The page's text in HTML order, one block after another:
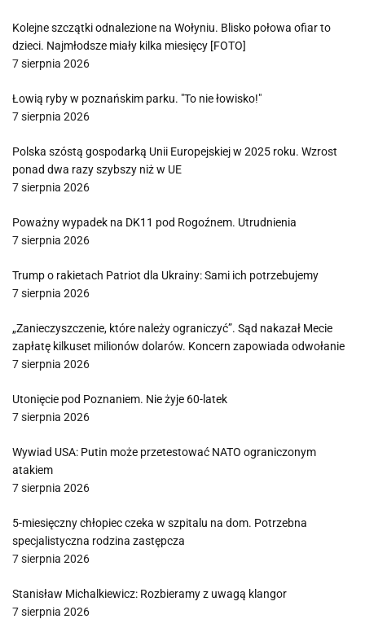
Kolejne szczątki odnalezione na Wołyniu. Blisko połowa ofiar to
dzieci. Najmłodsze miały kilka miesięcy [FOTO]
7 sierpnia 2026
Łowią ryby w poznańskim parku. "To nie łowisko!"
7 sierpnia 2026
Polska szóstą gospodarką Unii Europejskiej w 2025 roku. Wzrost
ponad dwa razy szybszy niż w UE
7 sierpnia 2026
Poważny wypadek na DK11 pod Rogoźnem. Utrudnienia
7 sierpnia 2026
Trump o rakietach Patriot dla Ukrainy: Sami ich potrzebujemy
7 sierpnia 2026
„Zanieczyszczenie, które należy ograniczyć”. Sąd nakazał Mecie
zapłatę kilkuset milionów dolarów. Koncern zapowiada odwołanie
7 sierpnia 2026
Utonięcie pod Poznaniem. Nie żyje 60-latek
7 sierpnia 2026
Wywiad USA: Putin może przetestować NATO ograniczonym
atakiem
7 sierpnia 2026
5-miesięczny chłopiec czeka w szpitalu na dom. Potrzebna
specjalistyczna rodzina zastępcza
7 sierpnia 2026
Stanisław Michalkiewicz: Rozbieramy z uwagą klangor
7 sierpnia 2026